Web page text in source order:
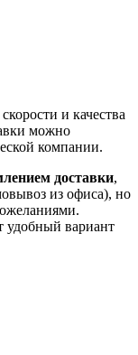
и качества
можно
компании.
доставки,
из офиса), но
удобный вариант